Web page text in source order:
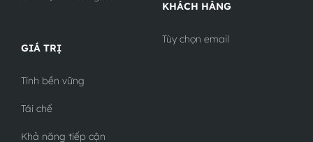
GIÁ TRỊ
Tính bền vững
Tái chế
Khả năng tiếp cận
KHÁCH HÀNG
Tùy chọn email